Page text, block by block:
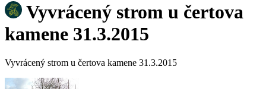
Vyvrácený strom u čertova
kamene 31.3.2015
Vyvrácený strom u čertova kamene 31.3.2015